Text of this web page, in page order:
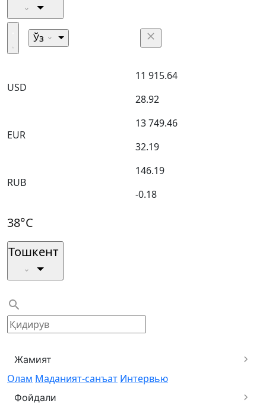
Ўз
USD
11 915.64
28.92
EUR
13 749.46
32.19
RUB
146.19
-0.18
38°C
Тошкент
Жамият
Олам Маданият-санъат Интервью
Фойдали